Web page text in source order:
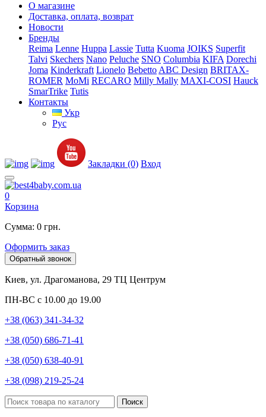
О магазине
Доставка, оплата, возврат
Новости
Бренды
Reima Lenne Huppa Lassie Tutta Kuoma JOIKS Superfit
Talvi Skechers Nano Peluche SNO Columbia KIFA Dorechi
Joma Kinderkraft Lionelo Bebetto ABC Design BRITAX-
ROMER MoMi RECARO Milly Mally MAXI-COSI Hauck
SmarTrike Tutis
Контакты
Укр
Рус
Закладки (0) Вход
0
Корзина
Сумма: 0 грн.
Оформить заказ
Обратный звонок
Киев, ул. Драгоманова, 29 ТЦ Центрум
ПН-ВС с 10.00 до 19.00
+38 (063) 341-34-32
+38 (050) 686-71-41
+38 (050) 638-40-91
+38 (098) 219-25-24
Поиск